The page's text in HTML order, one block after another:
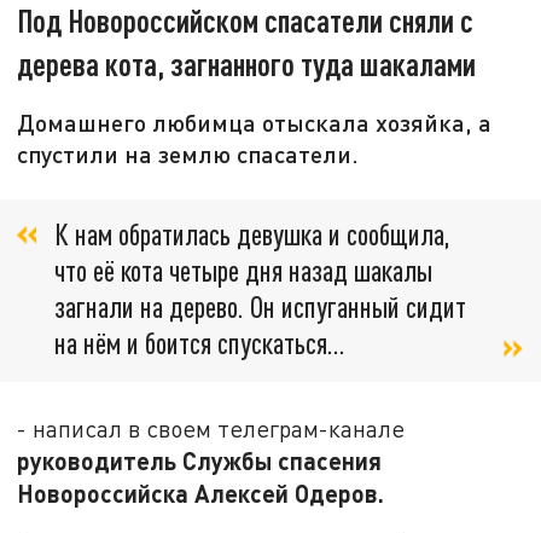
Под Новороссийском спасатели сняли с
дерева кота, загнанного туда шакалами
Домашнего любимца отыскала хозяйка, а
спустили на землю спасатели.
К нам обратилась девушка и сообщила,
что её кота четыре дня назад шакалы
загнали на дерево. Он испуганный сидит
на нём и боится спускаться...
- написал в своем телеграм-канале
руководитель Службы спасения
Новороссийска Алексей Одеров.